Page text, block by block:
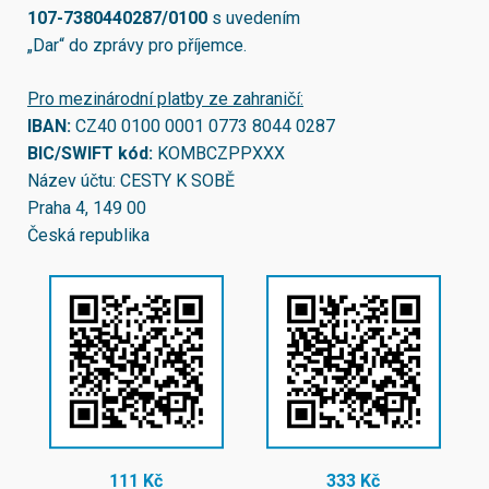
107-7380440287/0100 s uvedením
„Dar“ do zprávy pro příjemce.
Pro mezinárodní platby ze zahraničí:
IBAN: CZ40 0100 0001 0773 8044 0287
BIC/SWIFT kód: KOMBCZPPXXX
Název účtu: CESTY K SOBĚ
Praha 4, 149 00
Česká republika
111 Kč 333 Kč